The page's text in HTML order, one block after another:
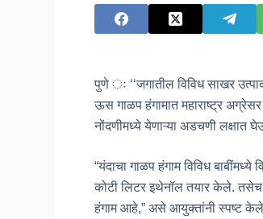
पुणे ः ‘‘जगातील विविध साखर
ऊस गाळप हंगामात महाराष्ट्र
नोंदणीमध्ये येणाऱ्या अडचणी लक्षात
“यंदाचा गाळप हंगाम विविध
कोटी लिटर इथेनॉल तयार केले.
हंगाम आहे,” असे आयुक्तांनी स्पष्ट